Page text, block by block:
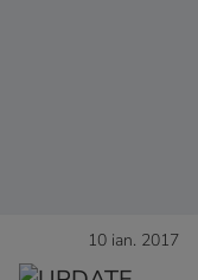
10 ian. 2017